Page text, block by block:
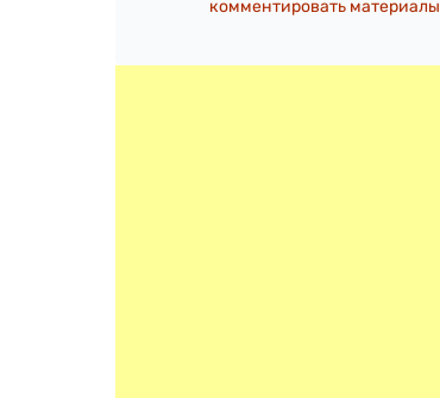
комментировать материалы